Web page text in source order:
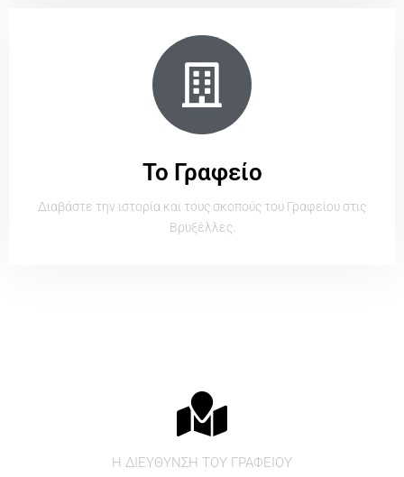
Το Γραφείο
Διαβάστε την ιστορία και τους σκοπούς του Γραφείου στις
Βρυξέλλες.
Η ΔΙΕΎΘΥΝΣΗ ΤΟΥ ΓΡΑΦΕΊΟΥ